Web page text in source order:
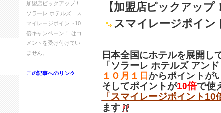
加盟店ピックアップ！
ソラーレ ホテルズ ス
マイレージポイント10
倍キャンペーン！ は コ
メントを受け付けてい
ません。
この記事へのリンク
【加盟店ピックアップ
スマイレージポイン
日本全国にホテルを展開し
「ソラーレ ホテルズ アン
１０月１日からポイントが
そしてポイントが10倍で使
「スマイレージポイント10
ます